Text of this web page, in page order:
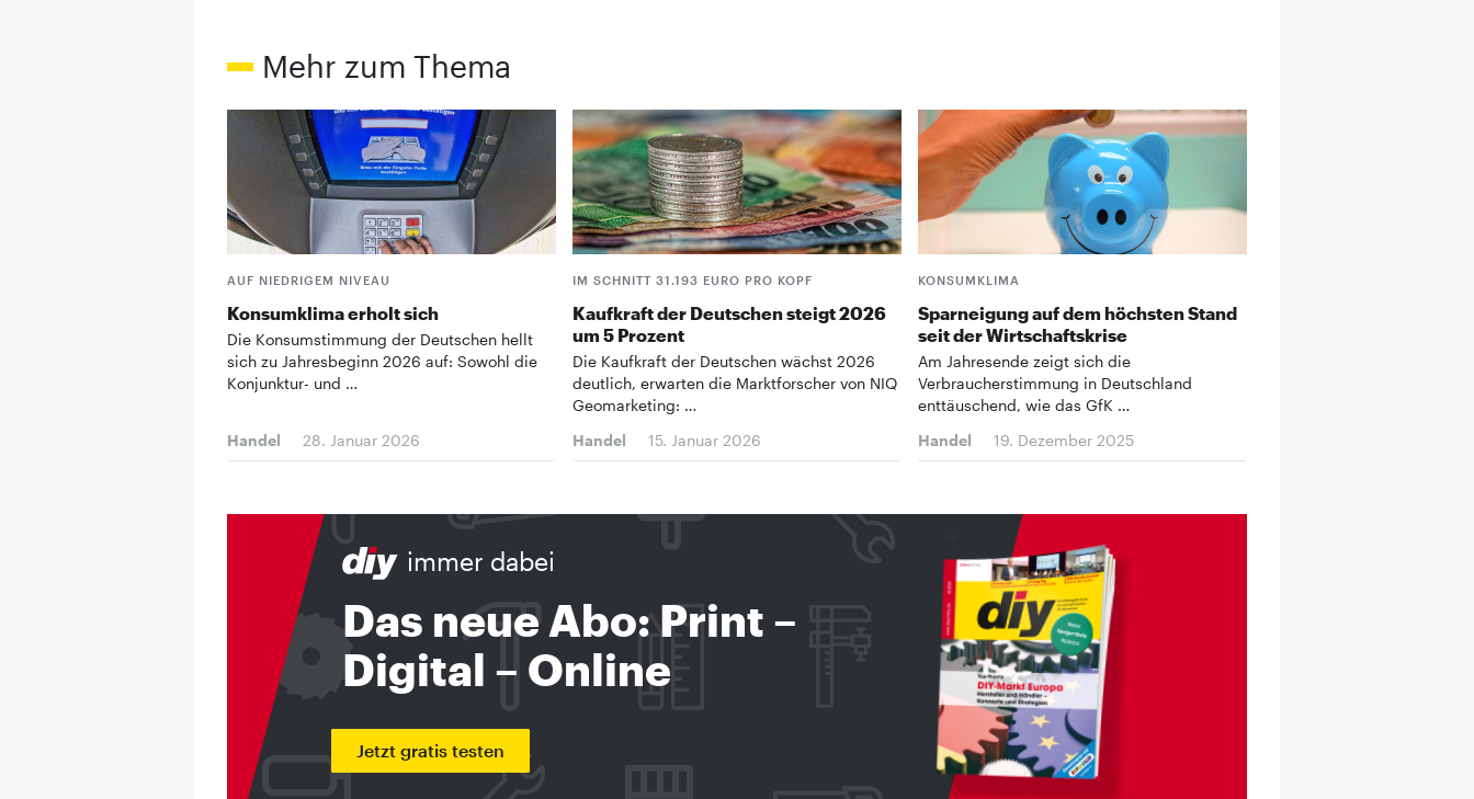
Mehr zum Thema
AUF NIEDRIGEM NIVEAU
Konsumklima erholt sich
Die Konsumstimmung der Deutschen hellt
sich zu Jahresbeginn 2026 auf: Sowohl die
Konjunktur- und …
Handel 28. Januar 2026
IM SCHNITT 31.193 EURO PRO KOPF
Kaufkraft der Deutschen steigt 2026
um 5 Prozent
Die Kaufkraft der Deutschen wächst 2026
deutlich, erwarten die Marktforscher von NIQ
Geomarketing: …
Handel
15. Januar 2026
KONSUMKLIMA
Sparneigung auf dem höchsten Stand
seit der Wirtschaftskrise
Am Jahresende zeigt sich die
Verbraucherstimmung in Deutschland
enttäuschend, wie das GfK …
Handel
19. Dezember 2025
immer dabei
Das neue Abo: Print –
Digital – Online
Jetzt gratis testen